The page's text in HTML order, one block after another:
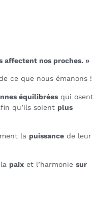
affectent nos proches. »
ce que nous émanons !
équilibréesqui osent
qu’ils soient plus
la puissancede leur
paixet l’harmonie sur